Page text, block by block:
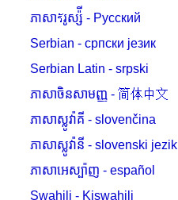
ភាសាรัរូស្ស៉ី - Русский
Serbian - српски језик
Serbian Latin - srpski
ភាសាចិនសាមញ្ញ - 简体中文
ភាសាស្លូវ៉ាគី - slovenčina
ភាសាស្លូវ៉ានី - slovenski jezik
ភាសាអេស្ប៉ាញ - español
Swahili - Kiswahili